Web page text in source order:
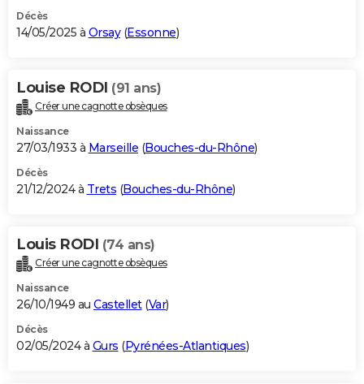
Décès
14/05/2025 à Orsay(Essonne)
Louise RODI (91 ans)
Créer une cagnotte obsèques
Naissance
27/03/1933 à Marseille (Bouches-du-Rhône)
Décès
21/12/2024 à Trets (Bouches-du-Rhône)
Louis RODI (74 ans)
Créer une cagnotte obsèques
Naissance
26/10/1949 au Castellet(Var)
Décès
02/05/2024 à Gurs (Pyrénées-Atlantiques)